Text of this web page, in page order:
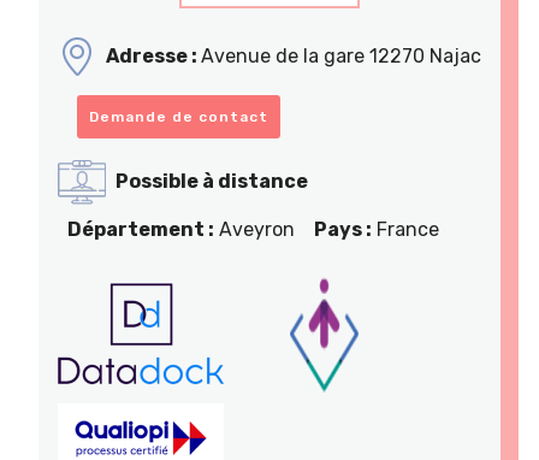
Adresse : Avenue de la gare 12270 Najac
Demande de contact
Possible à distance
Département : Aveyron Pays : France